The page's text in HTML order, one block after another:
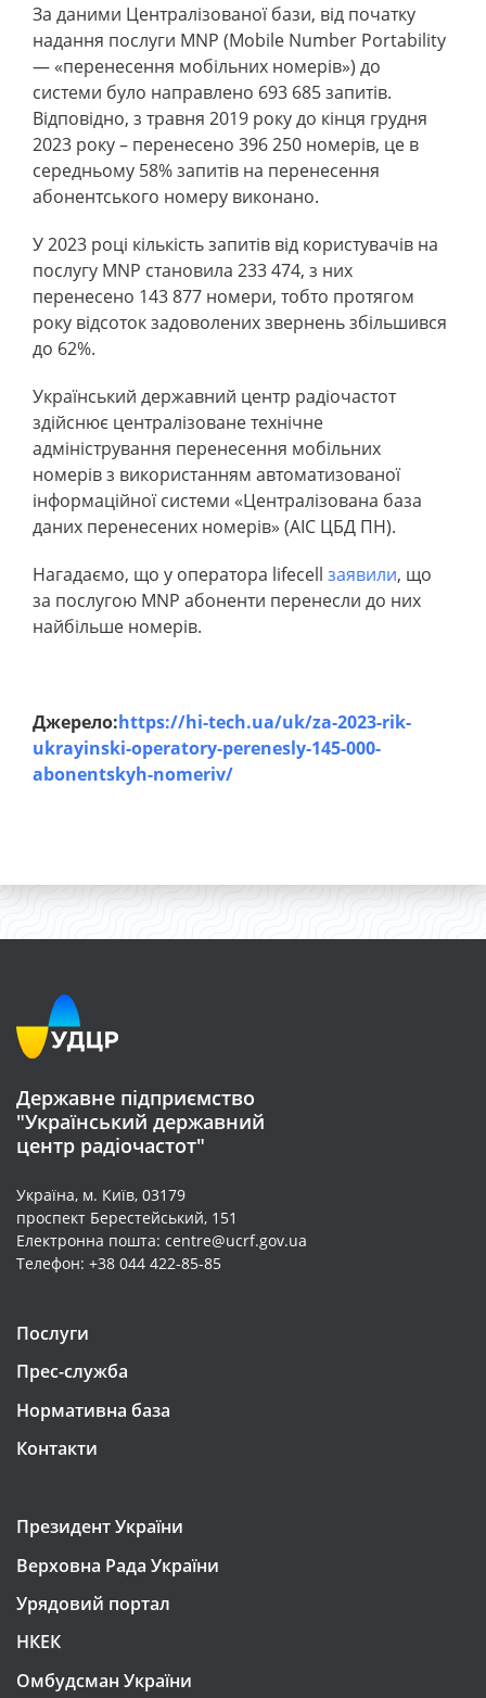
За даними Централізованої бази, від початку
надання послуги MNP (Mobile Number Portability
— «перенесення мобільних номерів») до
системи було направлено 693 685 запитів.
Відповідно, з травня 2019 року до кінця грудня
2023 року – перенесено 396 250 номерів, це в
середньому 58% запитів на перенесення
абонентського номеру виконано.
У 2023 році кількість запитів від користувачів на
послугу MNP становила 233 474, з них
перенесено 143 877 номери, тобто протягом
року відсоток задоволених звернень збільшився
до 62%.
Український державний центр радіочастот
здійснює централізоване технічне
адміністрування перенесення мобільних
номерів з використанням автоматизованої
інформаційної системи «Централізована база
даних перенесених номерів» (АІС ЦБД ПН).
Нагадаємо, що у оператора lifecell заявили, що
за послугою MNP абоненти перенесли до них
найбільше номерів.
Джерело:https://hi-tech.ua/uk/za-2023-rik-
ukrayinski-operatory-perenesly-145-000-
abonentskyh-nomeriv/
Державне підприємство
"Український державний
центр радіочастот"
Україна, м. Київ, 03179
проспект Берестейський, 151
Електронна пошта: centre@ucrf.gov.ua
Телефон: +38 044 422-85-85
Послуги
Прес-служба
Нормативна база
Контакти
Президент України
Верховна Рада України
Урядовий портал
НКЕК
Омбудсман України